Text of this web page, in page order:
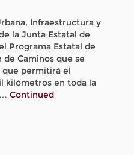
Infraestructura y
la Junta Estatal de
Programa Estatal de
Caminos que se
que permitirá el
kilómetros en toda la
Continued